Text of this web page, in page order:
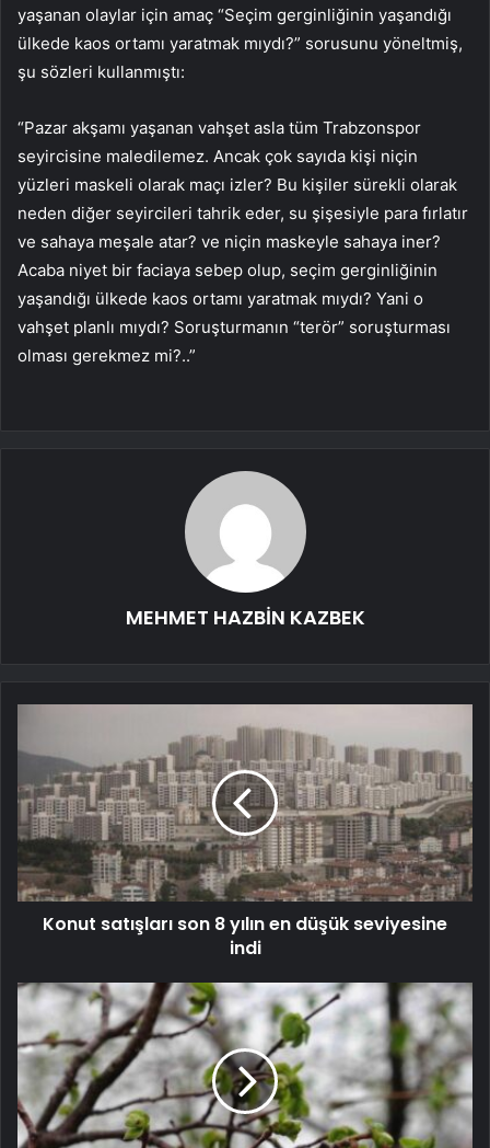
yaşanan olaylar için amaç “Seçim gerginliğinin yaşandığı
ülkede kaos ortamı yaratmak mıydı?” sorusunu yöneltmiş,
şu sözleri kullanmıştı:
“Pazar akşamı yaşanan vahşet asla tüm Trabzonspor
seyircisine maledilemez. Ancak çok sayıda kişi niçin
yüzleri maskeli olarak maçı izler? Bu kişiler sürekli olarak
neden diğer seyircileri tahrik eder, su şişesiyle para fırlatır
ve sahaya meşale atar? ve niçin maskeyle sahaya iner?
Acaba niyet bir faciaya sebep olup, seçim gerginliğinin
yaşandığı ülkede kaos ortamı yaratmak mıydı? Yani o
vahşet planlı mıydı? Soruşturmanın “terör” soruşturması
olması gerekmez mi?..”
MEHMET HAZBİN KAZBEK
Konut satışları son 8 yılın en düşük seviyesine
indi